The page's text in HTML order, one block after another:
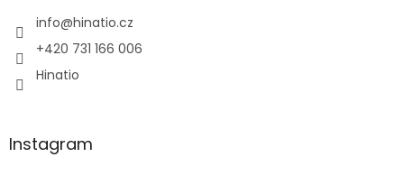
info@hinatio.cz
+420 731 166 006
Hinatio
Instagram